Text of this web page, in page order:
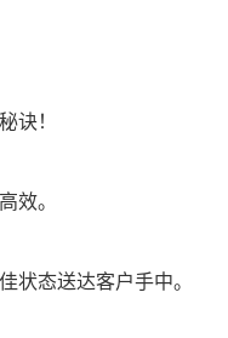
诀！
效。
态送达客户手中。